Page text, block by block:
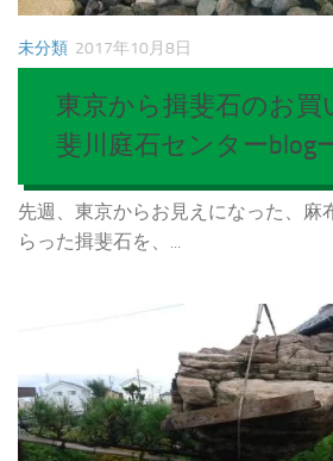
未分類 2017年10月8日
東京から揖斐石のお買
斐川庭石センターblog
先週、東京からお見えになった、麻
らった揖斐石を、...